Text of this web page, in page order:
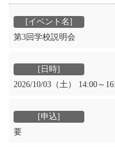
第3回学校説明会
2026/10/03（土） 14:00～
要